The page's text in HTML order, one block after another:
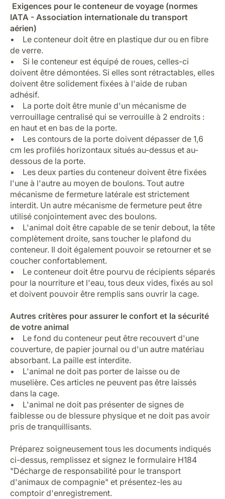
Exigences pour le conteneur de voyage (normes
IATA - Association internationale du transport
aérien)
• Le conteneur doit être en plastique dur ou en fibre
de verre.
• Si le conteneur est équipé de roues, celles-ci
doivent être démontées. Si elles sont rétractables, elles
doivent être solidement fixées à l'aide de ruban
adhésif.
• La porte doit être munie d'un mécanisme de
verrouillage centralisé qui se verrouille à 2 endroits :
en haut et en bas de la porte.
• Les contours de la porte doivent dépasser de 1,6
cm les profilés horizontaux situés au-dessus et au-
dessous de la porte.
• Les deux parties du conteneur doivent être fixées
l'une à l'autre au moyen de boulons. Tout autre
mécanisme de fermeture latérale est strictement
interdit. Un autre mécanisme de fermeture peut être
utilisé conjointement avec des boulons.
• L'animal doit être capable de se tenir debout, la tête
complètement droite, sans toucher le plafond du
conteneur. Il doit également pouvoir se retourner et se
coucher confortablement.
• Le conteneur doit être pourvu de récipients séparés
pour la nourriture et l'eau, tous deux vides, fixés au sol
et doivent pouvoir être remplis sans ouvrir la cage.
Autres critères pour assurer le confort et la sécurité
de votre animal
• Le fond du conteneur peut être recouvert d'une
couverture, de papier journal ou d'un autre matériau
absorbant. La paille est interdite.
• L'animal ne doit pas porter de laisse ou de
muselière. Ces articles ne peuvent pas être laissés
dans la cage.
• L'animal ne doit pas présenter de signes de
faiblesse ou de blessure physique et ne doit pas avoir
pris de tranquillisants.
Préparez soigneusement tous les documents indiqués
ci-dessus, remplissez et signez le formulaire H184
"Décharge de responsabilité pour le transport
d'animaux de compagnie" et présentez-les au
comptoir d'enregistrement.